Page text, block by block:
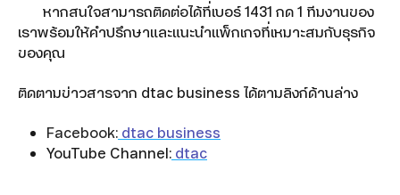
หากสนใจสามารถติดต่อได้ที่เบอร์ 1431 กด 1 ทีมงานของ
เราพร้อมให้คำปรึกษาและแนะนำแพ็กเกจที่เหมาะสมกับธุรกิจ
ของคุณ
ติดตามข่าวสารจาก dtac business ได้ตามลิงก์ด้านล่าง
Facebook: dtac business
YouTube Channel: dtac